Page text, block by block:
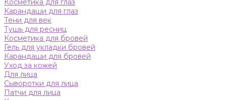
Косметика для глаз
Карандаши для глаз
Тени для век
Тушь для ресниц
Косметика для бровей
Гель для укладки бровей
Карандаши для бровей
Уход за кожей
Для лица
Сыворотки для лица
Патчи для лица